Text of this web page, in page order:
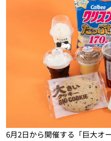
6月2日から開催する「巨大オ